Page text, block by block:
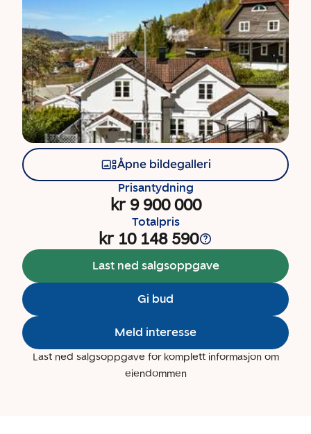
Åpne bildegalleri
Prisantydning
kr 9 900 000
Totalpris
kr 10 148 590
Last ned salgsoppgave
Gi bud
Meld interesse
Last ned salgsoppgave for komplett informasjon om
eiendommen